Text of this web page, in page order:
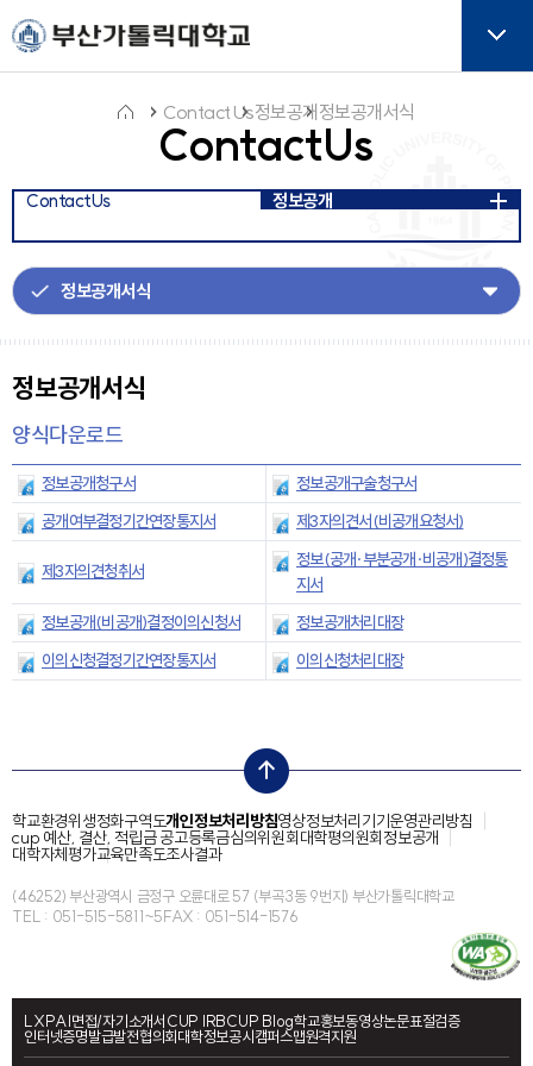
주메뉴로 가기
본문으로 가기
하단으로 가기
ContactUs
이
콘
ContactUs정보공개 정보공개서식
ContactUs 정보공개
정보공개서식
양식다운로드
정보공개청구서
정보공개구술청구서
공개여부결정기간연장통지서
제3자의견서(비공개요청서)
제3자의견청취서
정보(공개·부분공개·비공개)결정통
지서
정보공개(비공개)결정이의신청서
정보공개처리대장
이의신청결정기간연장통지서
이의신청처리대장
top
학교환경위생정화구역도개인정보처리방침영상정보처리기기운영관리방침
cup 예산, 결산, 적립금 공고등록금심의위원회대학평의원회정보공개
대학자체평가교육만족도조사결과
(46252) 부산광역시 금정구 오륜대로 57 (부곡3동 9번지) 부산가톨릭대학교
TEL : 051-515-5811~5FAX : 051-514-1576
LXPAI면접/자기소개서CUP IRBCUP Blog학교홍보동영상논문표절검증
인터넷증명발급발전협의회대학정보공시캠퍼스맵원격지원